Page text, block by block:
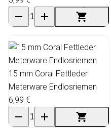
15 mm Coral Fettleder
Meterware Endlosriemen
6,99 €